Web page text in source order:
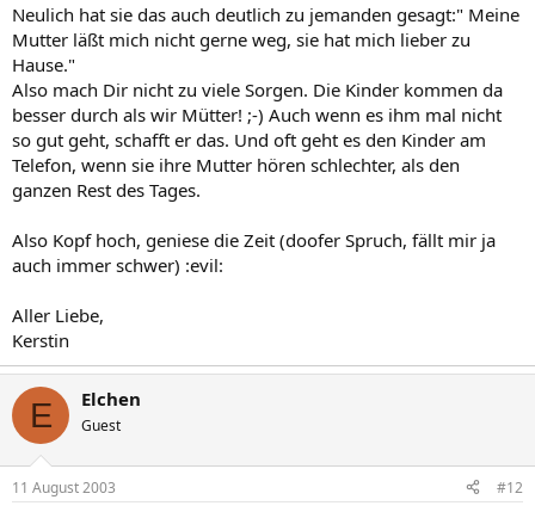
Neulich hat sie das auch deutlich zu jemanden gesagt:" Meine
Mutter läßt mich nicht gerne weg, sie hat mich lieber zu
Hause."
Also mach Dir nicht zu viele Sorgen. Die Kinder kommen da
besser durch als wir Mütter! ;-) Auch wenn es ihm mal nicht
so gut geht, schafft er das. Und oft geht es den Kinder am
Telefon, wenn sie ihre Mutter hören schlechter, als den
ganzen Rest des Tages.
Also Kopf hoch, geniese die Zeit (doofer Spruch, fällt mir ja
auch immer schwer) :evil:
Aller Liebe,
Kerstin
E Elchen
Guest
11 August 2003 #12